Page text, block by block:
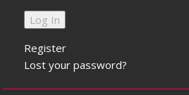
Register
Lost your password?